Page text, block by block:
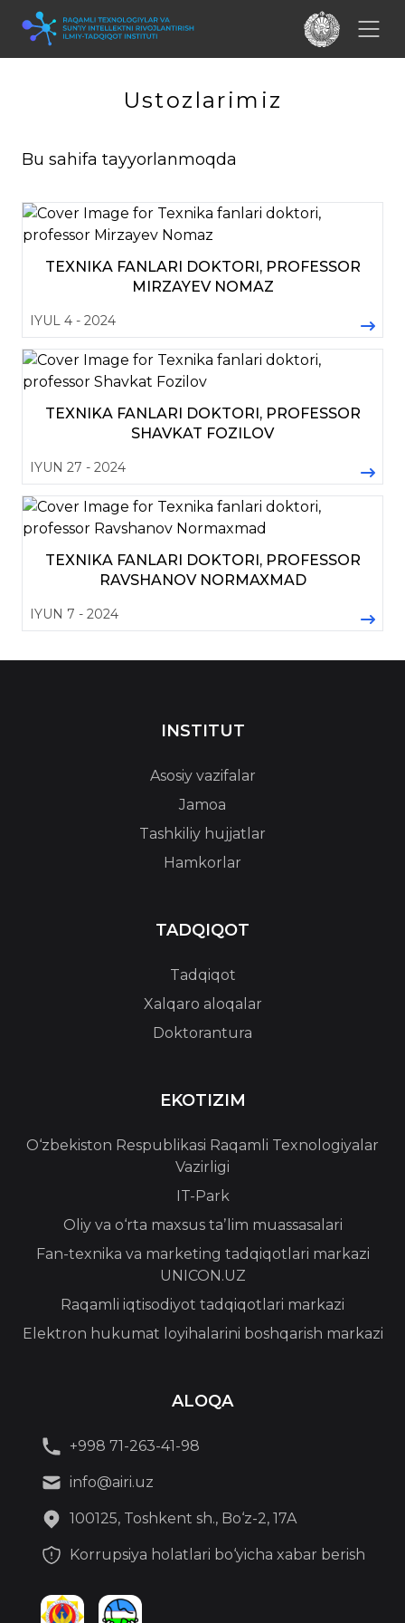
Ustozlarimiz
Bu sahifa tayyorlanmoqda
TEXNIKA FANLARI DOKTORI, PROFESSOR
MIRZAYEV NOMAZ
IYUL 4 - 2024
TEXNIKA FANLARI DOKTORI, PROFESSOR
SHAVKAT FOZILOV
IYUN 27 - 2024
TEXNIKA FANLARI DOKTORI, PROFESSOR
RAVSHANOV NORMAXMAD
IYUN 7 - 2024
INSTITUT
Asosiy vazifalar
Jamoa
Tashkiliy hujjatlar
Hamkorlar
TADQIQOT
Tadqiqot
Xalqaro aloqalar
Doktorantura
EKOTIZIM
O‘zbekiston Respublikasi Raqamli Texnologiyalar
Vazirligi
IT-Park
Oliy va o‘rta maxsus taʼlim muassasalari
Fan-texnika va marketing tadqiqotlari markazi
UNICON.UZ
Raqamli iqtisodiyot tadqiqotlari markazi
Elektron hukumat loyihalarini boshqarish markazi
ALOQA
+998 71-263-41-98
info@airi.uz
100125, Toshkent sh., Bo‘z-2, 17A
Korrupsiya holatlari bo‘yicha xabar berish